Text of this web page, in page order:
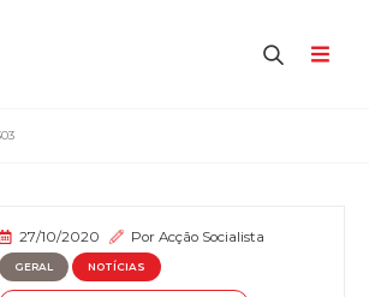
27/10/2020 PorAcção Socialista
GERAL NOTÍCIAS